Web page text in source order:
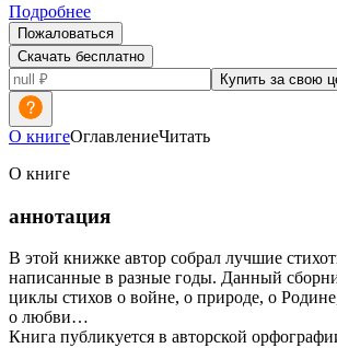
Подробнее
Пожаловаться
Скачать бесплатно
Купить за свою
О книгеОглавлениеЧитать
О книге
аннотация
В этой книжке автор собрал лучшие
написанные в разные годы. Данный
циклы стихов о войне, о природе, о
о любви…
Книга публикуется в авторской